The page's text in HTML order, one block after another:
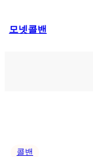
텐
모넷콜밴
콜밴